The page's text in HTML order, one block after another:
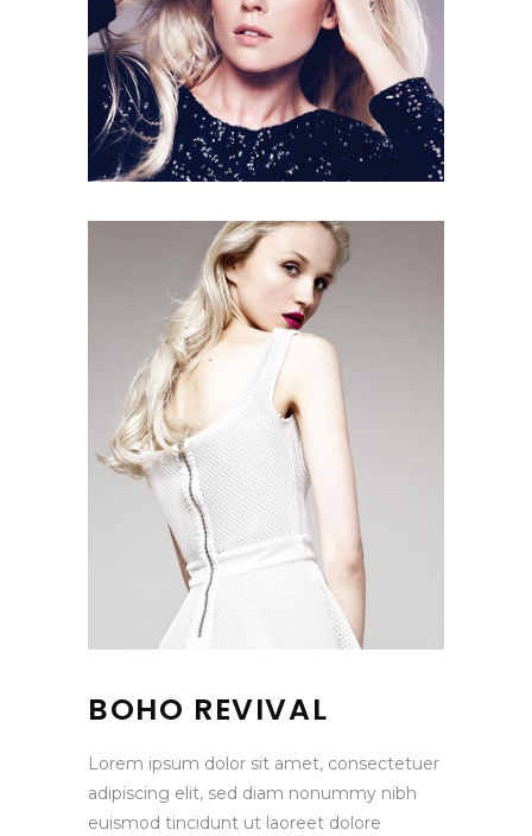
BOHO REVIVAL
Lorem ipsum dolor sit amet, consectetuer
adipiscing elit, sed diam nonummy nibh
euismod tincidunt ut laoreet dolore